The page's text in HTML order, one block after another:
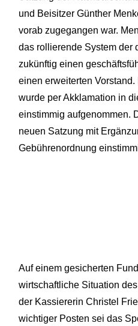
und Beisitzer Günther
vorab zugegangen war.
das rollierende System der
zukünftig einen
einen erweiterten
wurde per Akklamation in
einstimmig aufgenommen.
neuen Satzung mit
Gebührenordnung
Auf einem gesicherten
wirtschaftliche Situation
der Kassiererin Christel
wichtiger Posten sei das